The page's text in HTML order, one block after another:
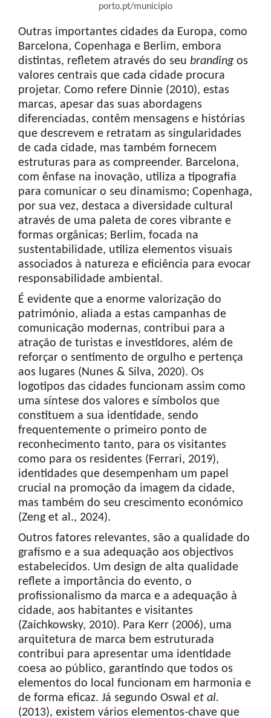
porto.pt/municipio
Outras importantes cidades da Europa, como
Barcelona, Copenhaga e Berlim, embora
distintas, refletem através do seu branding os
valores centrais que cada cidade procura
projetar. Como refere Dinnie (2010), estas
marcas, apesar das suas abordagens
diferenciadas, contêm mensagens e histórias
que descrevem e retratam as singularidades
de cada cidade, mas também fornecem
estruturas para as compreender. Barcelona,
com ênfase na inovação, utiliza a tipografia
para comunicar o seu dinamismo; Copenhaga,
por sua vez, destaca a diversidade cultural
através de uma paleta de cores vibrante e
formas orgânicas; Berlim, focada na
sustentabilidade, utiliza elementos visuais
associados à natureza e eficiência para evocar
responsabilidade ambiental.
É evidente que a enorme valorização do
património, aliada a estas campanhas de
comunicação modernas, contribui para a
atração de turistas e investidores, além de
reforçar o sentimento de orgulho e pertença
aos lugares (Nunes & Silva, 2020). Os
logotipos das cidades funcionam assim como
uma síntese dos valores e símbolos que
constituem a sua identidade, sendo
frequentemente o primeiro ponto de
reconhecimento tanto, para os visitantes
como para os residentes (Ferrari, 2019),
identidades que desempenham um papel
crucial na promoção da imagem da cidade,
mas também do seu crescimento económico
(Zeng et al., 2024).
Outros fatores relevantes, são a qualidade do
grafismo e a sua adequação aos objectivos
estabelecidos. Um design de alta qualidade
reflete a importância do evento, o
profissionalismo da marca e a adequação à
cidade, aos habitantes e visitantes
(Zaichkowsky, 2010). Para Kerr (2006), uma
arquitetura de marca bem estruturada
contribui para apresentar uma identidade
coesa ao público, garantindo que todos os
elementos do local funcionam em harmonia e
de forma eficaz. Já segundo Oswal et al.
(2013), existem vários elementos-chave que